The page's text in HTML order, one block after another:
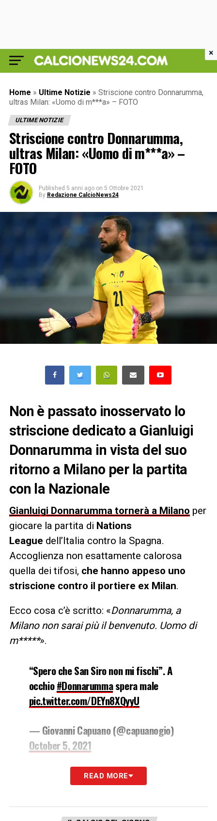
Home » Ultime Notizie » Striscione contro Donnarumma,
ultras Milan: «Uomo di m***a» – FOTO
ULTIME NOTIZIE
Striscione contro Donnarumma,
ultras Milan: «Uomo di m***a» –
FOTO
Published 5 anni ago on 5 Ottobre 2021
By Redazione CalcioNews24
Non è passato inosservato lo
striscione dedicato a Gianluigi
Donnarumma in vista del suo
ritorno a Milano per la partita
con la Nazionale
Gianluigi Donnarumma tornerà a Milano per
giocare la partita di Nations
League dell’Italia contro la Spagna.
Accoglienza non esattamente calorosa
quella dei tifosi, che hanno appeso uno
striscione contro il portiere ex Milan.
Ecco cosa c’è scritto: «Donnarumma, a
Milano non sarai più il benvenuto. Uomo di
m*****».
“Spero che San Siro non mi fischi”. A
occhio#Donnarummaspera male
pic.twitter.com/DEYn8XQyyU
— Giovanni Capuano (@capuanogio)
October 5, 2021
I DETTAGLI SU MILANNEWS24
LA PLAYLIST DELLE NOSTRE TOP NEWS
READ MORE
×